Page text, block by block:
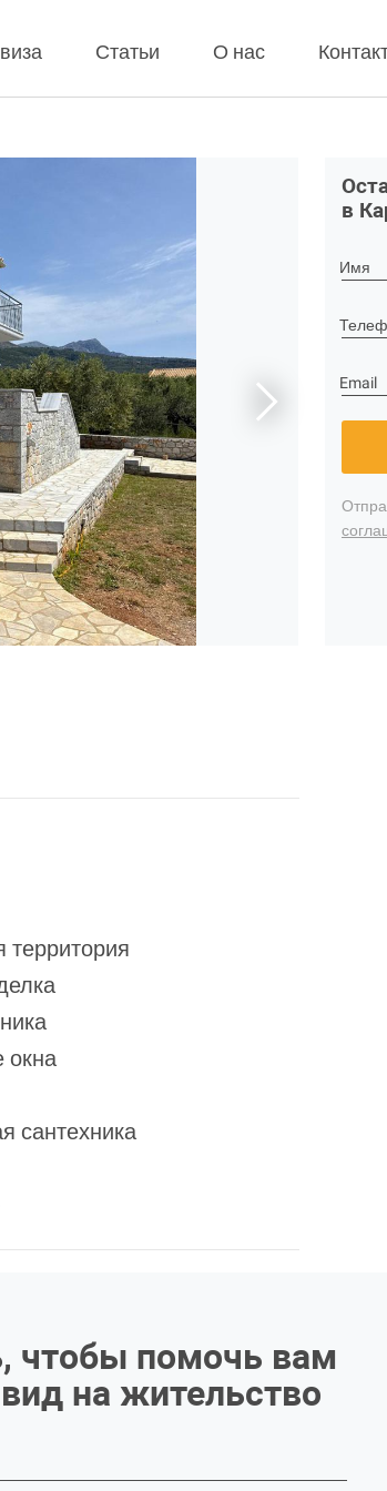
Статьи О нас
в
Имя
Email
территория
окна
сантехника
чтобы помочь вам
на жительство